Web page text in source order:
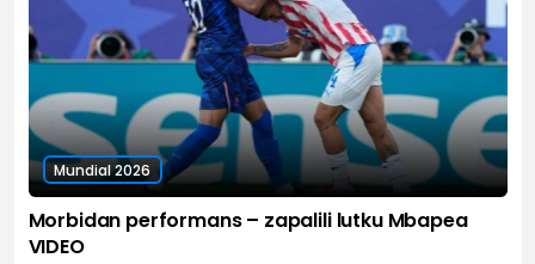
Mundial 2026
Morbidan performans – zapalili lutku Mbapea
VIDEO